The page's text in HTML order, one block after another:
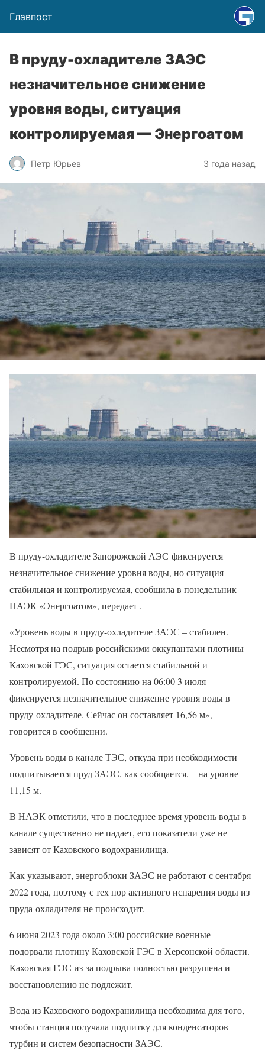
Главпост
В пруду-охладителе ЗАЭС
незначительное снижение
уровня воды, ситуация
контролируемая — Энергоатом
Петр Юрьев 3 года назад
В пруду-охладителе Запорожской АЭС фиксируется
незначительное снижение уровня воды, но ситуация
стабильная и контролируемая, сообщила в понедельник
НАЭК «Энергоатом», передает .
«Уровень воды в пруду-охладителе ЗАЭС – стабилен.
Несмотря на подрыв российскими оккупантами плотины
Каховской ГЭС, ситуация остается стабильной и
контролируемой. По состоянию на 06:00 3 июля
фиксируется незначительное снижение уровня воды в
пруду-охладителе. Сейчас он составляет 16,56 м», —
говорится в сообщении.
Уровень воды в канале ТЭС, откуда при необходимости
подпитывается пруд ЗАЭС, как сообщается, – на уровне
11,15 м.
В НАЭК отметили, что в последнее время уровень воды в
канале существенно не падает, его показатели уже не
зависят от Каховского водохранилища.
Как указывают, энергоблоки ЗАЭС не работают с сентября
2022 года, поэтому с тех пор активного испарения воды из
пруда-охладителя не происходит.
6 июня 2023 года около 3:00 российские военные
подорвали плотину Каховской ГЭС в Херсонской области.
Каховская ГЭС из-за подрыва полностью разрушена и
восстановлению не подлежит.
Вода из Каховского водохранилища необходима для того,
чтобы станция получала подпитку для конденсаторов
турбин и систем безопасности ЗАЭС.